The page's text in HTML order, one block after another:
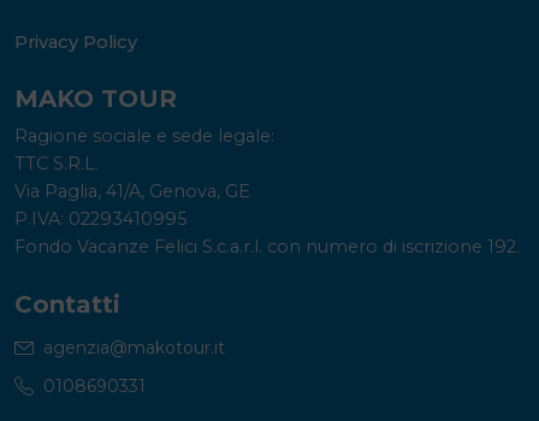
Privacy Policy
MAKO TOUR
Ragione sociale e sede legale:
TTC S.R.L.
Via Paglia, 41/A, Genova, GE
P.IVA: 02293410995
Fondo Vacanze Felici S.c.a.r.l. con numero di iscrizione 192.
Contatti
agenzia@makotour.it
0108690331